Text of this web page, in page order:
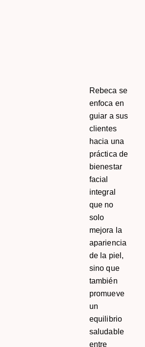
Rebeca se
enfoca en
guiar a sus
clientes
hacia una
práctica de
bienestar
facial
integral
que no
solo
mejora la
apariencia
de la piel,
sino que
también
promueve
un
equilibrio
saludable
entre